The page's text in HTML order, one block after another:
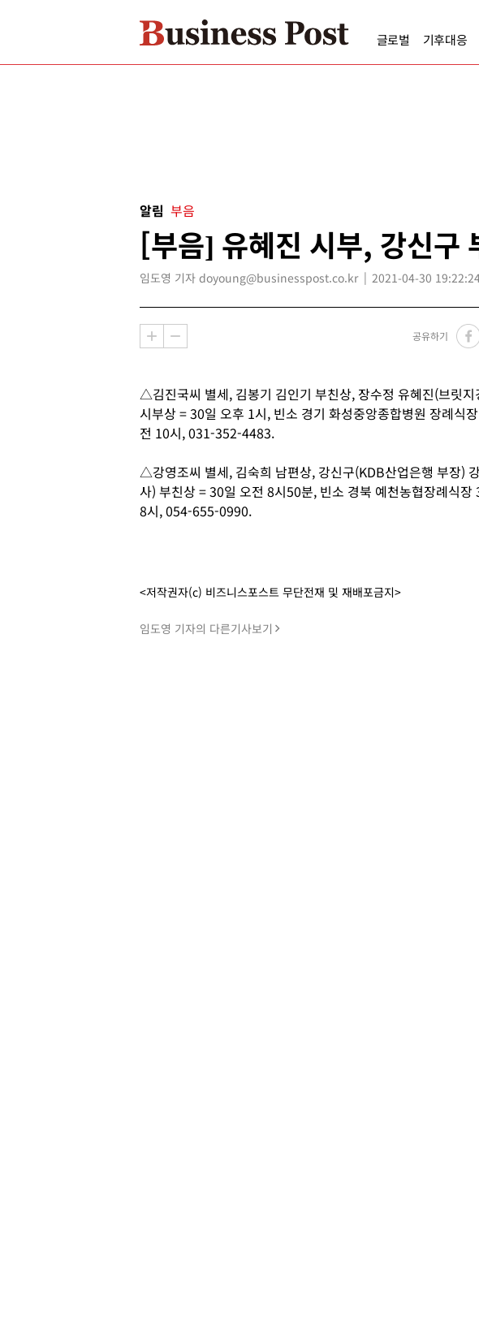
글로벌 기후대응
알림 부음
[부음] 유혜진 시부, 강신구
임도영 기자 doyoung@businesspost.co.kr 2021-04-30
공유하기
△김진국씨 별세, 김봉기 김인기 부친상, 장수정 유혜진(브릿
시부상 = 30일 오후 1시, 빈소 경기 화성중앙종합병원 장례식
전 10시, 031-352-4483.
△강영조씨 별세, 김숙희 남편상, 강신구(KDB산업은행 부장)
사) 부친상 = 30일 오전 8시50분, 빈소 경북 예천농협장례식장
8시, 054-655-0990.
<저작권자(c) 비즈니스포스트 무단전재 및 재배포금지>
임도영 기자의 다른기사보기